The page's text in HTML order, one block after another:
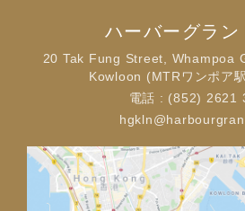
ハーバーグラン
20 Tak Fung Street, Whampoa
Kowloon (MTRワンポア
電話 : (852) 2621